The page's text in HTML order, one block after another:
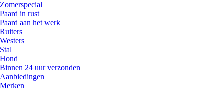
Zomerspecial
Paard in rust
Paard aan het werk
Ruiters
Westers
Stal
Hond
Binnen 24 uur verzonden
Aanbiedingen
Merken